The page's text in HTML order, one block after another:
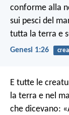
conforme alla
sui pesci del
tutta la terra e
Genesi 1:26
E tutte le
la terra e nel
che dicevano: